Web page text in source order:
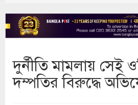
দুর্নীতি মামলায় সেই
দম্পতির বিরুদ্ধে